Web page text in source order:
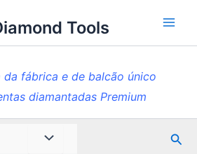
Tools
da fábrica e de balcão único
diamantadas Premium
Alternar